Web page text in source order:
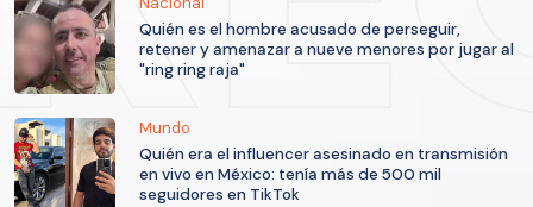
Quién es el hombre acusado de perseguir,
retener y amenazar a nueve menores por jugar al
"ring ring raja"
Mundo
Quién era el influencer asesinado en transmisión
en vivo en México: tenía más de 500 mil
seguidores en TikTok